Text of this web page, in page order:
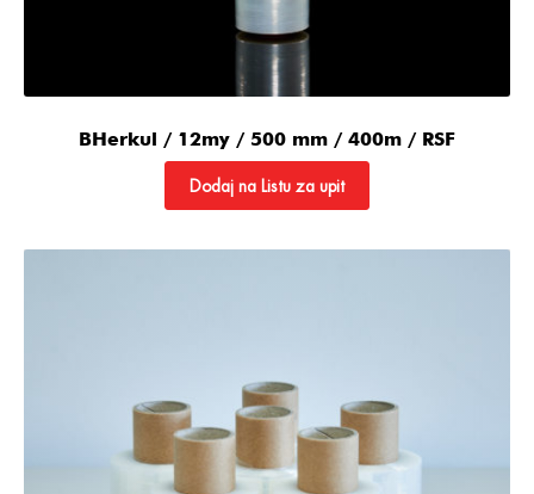
BHerkul / 12my / 500 mm / 400m / RSF
Dodaj na Listu za upit